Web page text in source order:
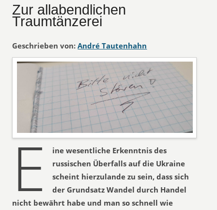
Zur allabendlichen
Traumtänzerei
Geschrieben von: André Tautenhahn
E
ine wesentliche Erkenntnis des
russischen Überfalls auf die Ukraine
scheint hierzulande zu sein, dass sich
der Grundsatz Wandel durch Handel
nicht bewährt habe und man so schnell wie